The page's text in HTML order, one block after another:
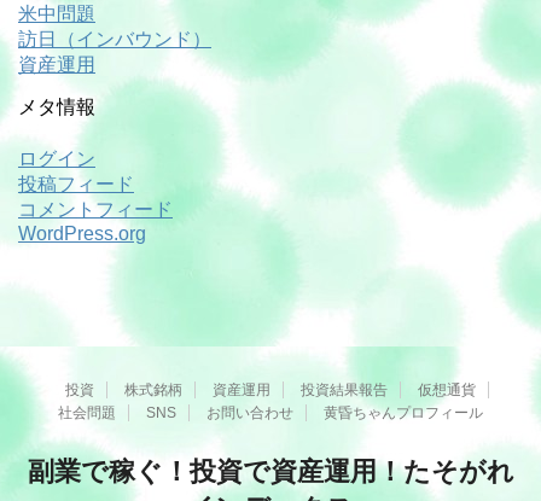
米中問題
訪日（インバウンド）
資産運用
メタ情報
ログイン
投稿フィード
コメントフィード
WordPress.org
投資 株式銘柄 資産運用 投資結果報告
仮想通貨
社会問題
SNS お問い合わせ 黄昏ちゃんプロフィール
副業で稼ぐ！投資で資産運用！たそがれ